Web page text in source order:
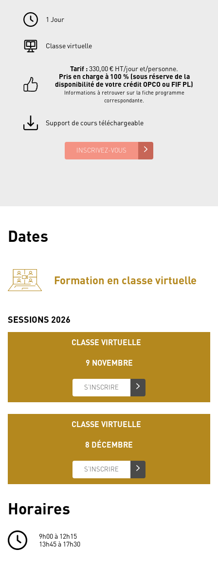
1 Jour
Classe virtuelle
Tarif :330,00€ HT/jour et/personne.
Pris en charge à 100 % (sous réserve de la
disponibilité de votre créditOPCO ou FIF PL)
Informations à retrouver sur la fiche programme
correspondante.
Support de cours téléchargeable
INSCRIVEZ-VOUS
Dates
Formation en classe virtuelle
SESSIONS 2026
CLASSE VIRTUELLE
9 NOVEMBRE
S’INSCRIRE
CLASSE VIRTUELLE
8 DÉCEMBRE
S’INSCRIRE
Horaires
9h00 à 12h15
13h45 à 17h30